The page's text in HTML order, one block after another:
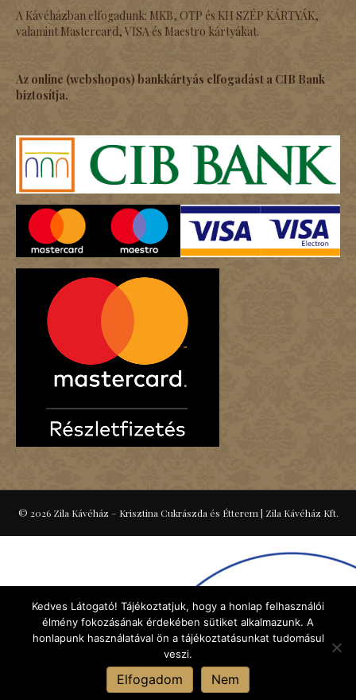
A Kávéházban elfogadunk: MKB, OTP és KH SZÉP KÁRTYÁK,
valamint Mastercard, VISA és Maestro kártyákat.
Az online (webshopos) bankkártyás elfogadást a CIB Bank
biztosítja.
© 2026 Zila Kávéház – Krisztina Cukrászda és Étterem | Zila Kávéház Kft.
Kedves Látogató! Tájékoztatjuk, hogy a honlap felhasználói
élmény fokozásának érdekében sütiket alkalmazunk. A
honlapunk használatával ön a tájékoztatásunkat tudomásul
veszi.
Elfogadom Nem